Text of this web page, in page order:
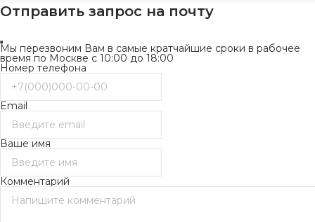
Отправить запрос на почту
Мы перезвоним Вам в самые кратчайшие сроки в рабочее
время по Москве с 10:00 до 18:00
Номер телефона
Email
Ваше имя
Комментарий